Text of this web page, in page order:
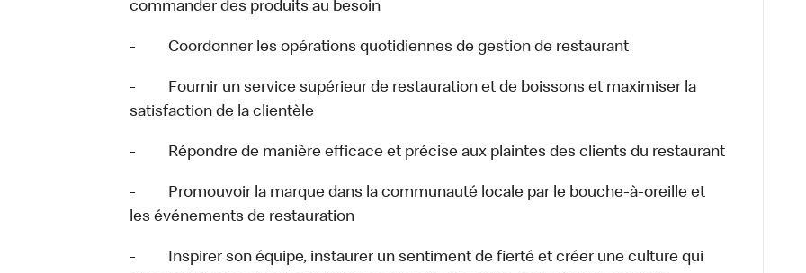
commander des produits au besoin
- Coordonner les opérations quotidiennes de gestion de restaurant
- Fournir un service supérieur de restauration et de boissons et maximiser la
satisfaction de la clientèle
- Répondre de manière efficace et précise aux plaintes des clients du restaurant
- Promouvoir la marque dans la communauté locale par le bouche-à-oreille et
les événements de restauration
- Inspirer son équipe, instaurer un sentiment de fierté et créer une culture qui